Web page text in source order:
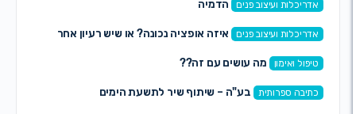
ועיצוב פנים הדמיה
ועיצוב פנים איזה אופציה נכונה? או שיש רעיון אחר
ואימון מה עושים עם זה??
ספרותית בע"ה – שיתוף שיר לתשעת הימים